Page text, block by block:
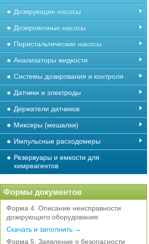
Дозирующие насосы
Дозировочные насосы
Перистальтические насосы
Анализаторы жидкости
Системы дозирования и контроля
Датчики и электроды
Держатели датчиков
Миксеры (мешалки)
Импульсные расходомеры
Резервуары и емкости для
химреагентов
Формы документов
Форма 4. Описание неисправности
дозирующего оборудования
Скачать и заполнить →
Форма 5. Заявление о безопасности